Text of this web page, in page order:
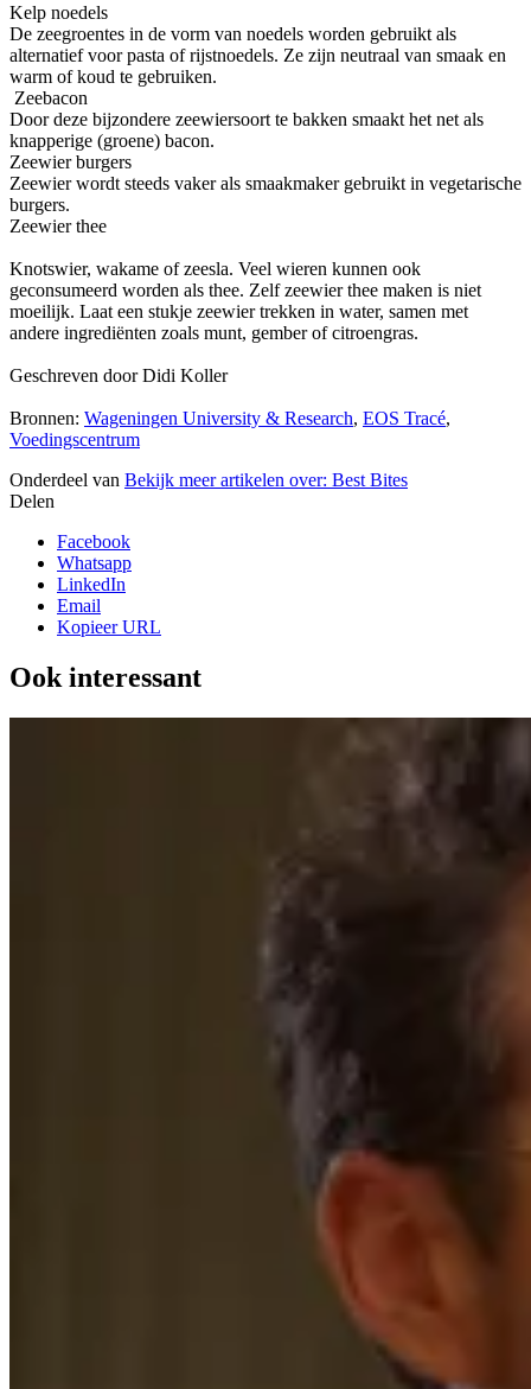
Kelp noedels
De zeegroentes in de vorm van noedels worden gebruikt als
alternatief voor pasta of rijstnoedels. Ze zijn neutraal van smaak en
warm of koud te gebruiken.
Zeebacon
Door deze bijzondere zeewiersoort te bakken smaakt het net als
knapperige (groene) bacon.
Zeewier burgers
Zeewier wordt steeds vaker als smaakmaker gebruikt in vegetarische
burgers.
Zeewier thee
Knotswier, wakame of zeesla. Veel wieren kunnen ook
geconsumeerd worden als thee. Zelf zeewier thee maken is niet
moeilijk. Laat een stukje zeewier trekken in water, samen met
andere ingrediënten zoals munt, gember of citroengras.
Geschreven door Didi Koller
Bronnen: Wageningen University & Research, EOS Tracé,
Voedingscentrum
Onderdeel van Bekijk meer artikelen over: Best Bites
Delen
Facebook
Whatsapp
LinkedIn
Email
Kopieer URL
Ook interessant